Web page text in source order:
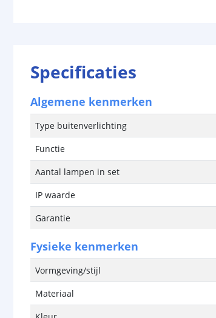
Specificaties
Algemene kenmerken
Type buitenverlichting
Functie
Aantal lampen in set
IP waarde
Garantie
Fysieke kenmerken
Vormgeving/stijl
Materiaal